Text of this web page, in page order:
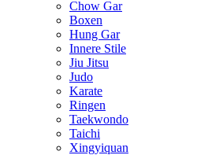
Chow Gar
Boxen
Hung Gar
Innere Stile
Jiu Jitsu
Judo
Karate
Ringen
Taekwondo
Taichi
Xingyiquan